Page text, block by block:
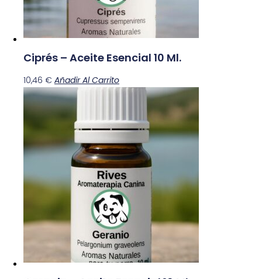
Ciprés – Aceite Esencial 10 Ml.
10,46 € Añadir Al Carrito